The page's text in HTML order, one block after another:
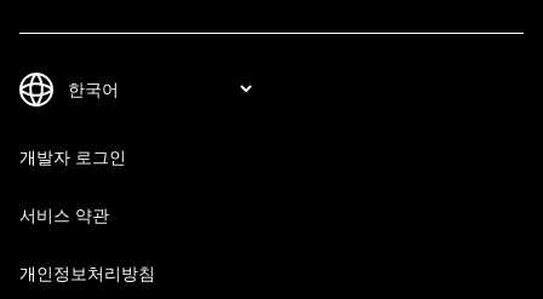
개발자 로그인
서비스 약관
개인정보처리방침